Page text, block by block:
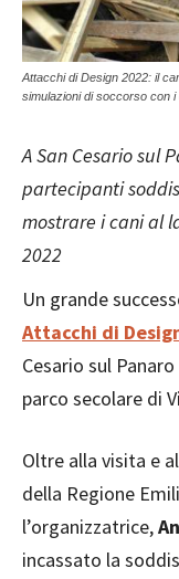
Attacchi di Design 2022: il
simulazioni di soccorso con i
A San Cesario sul
partecipanti
mostrare i cani al
2022
Un grande
Attacchi di
Cesario sul
parco secolare di
Oltre alla visita e
della Regione
l’organizzatrice,
incassato la